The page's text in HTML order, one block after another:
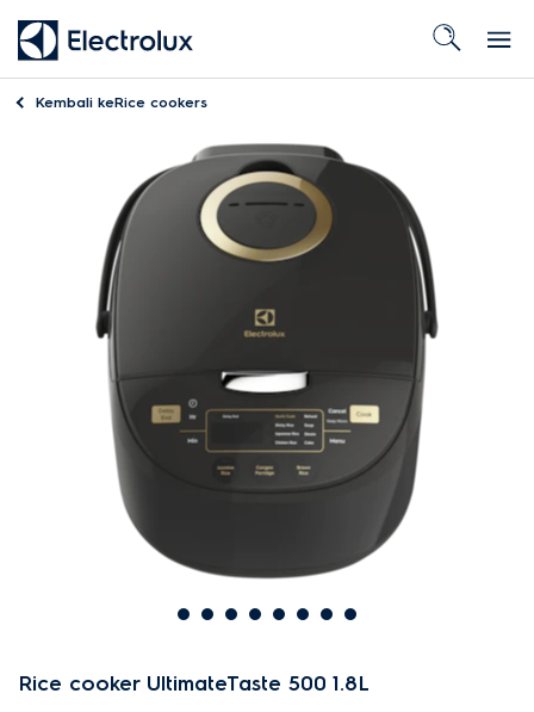
Kembali keRice cookers
Rice cooker UltimateTaste 500 1.8L